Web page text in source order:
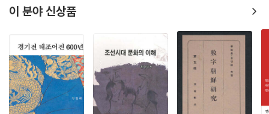
제5장 결 론 · 321
참고문헌 · 331
찾아보기 · 337
제1장 ‘서론’에서는 안태의례의 연구현황을 살피고 기존의 연구 성과를 토
대로 세부 문헌사료를 통해 안태의 영역을 검토하였다. 제2장 ‘조선왕실의
안태의례’에서는 안태의 기원과 전통, 안태의 기록과 절차, 안태의례의 변
천 등을 나누어 살펴보았다. 안태의례의 구체적인 변천 과정을 관련 등록
이 분야 신상품